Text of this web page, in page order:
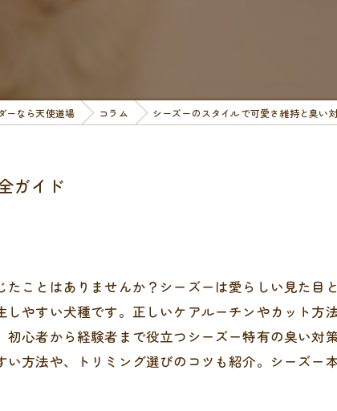
ーなら天使道場 コラム シーズーのスタイルで可愛さ維持と臭い
ガイド
ことはありませんか？シーズーは愛らしい見た目
やすい犬種です。正しいケアルーチンやカット方
心者から経験者まで役立つシーズー特有の臭い対
方法や、トリミング選びのコツも紹介。シーズー